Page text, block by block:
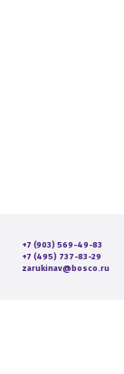
+7 (903) 569-49-83
+7 (495) 737-83-29
zarukinav@bosco.ru